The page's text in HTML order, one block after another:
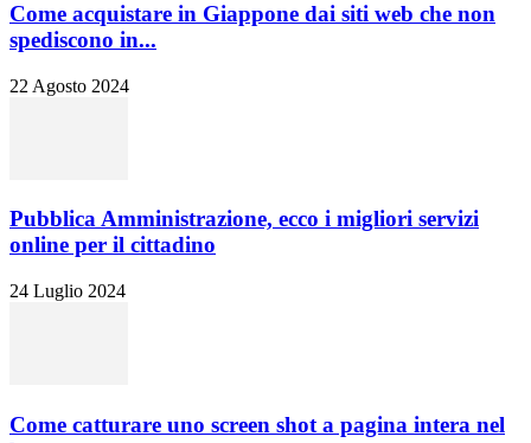
Come acquistare in Giappone dai siti web che non
spediscono in...
22 Agosto 2024
Pubblica Amministrazione, ecco i migliori servizi
online per il cittadino
24 Luglio 2024
Come catturare uno screen shot a pagina intera nel